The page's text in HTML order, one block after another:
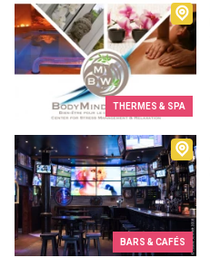
THERMES & SPA
Body Mind Wellness
BARS & CAFÉS
The Big Game